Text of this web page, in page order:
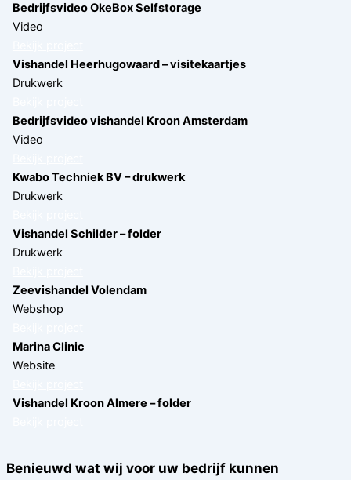
Bedrijfsvideo OkeBox Selfstorage
Video
Vishandel Heerhugowaard – visitekaartjes
Drukwerk
Bedrijfsvideo vishandel Kroon Amsterdam
Video
Kwabo Techniek BV – drukwerk
Drukwerk
Vishandel Schilder – folder
Drukwerk
Zeevishandel Volendam
Webshop
Marina Clinic
Website
Vishandel Kroon Almere – folder
Benieuwd wat wij voor uw bedrijf kunnen